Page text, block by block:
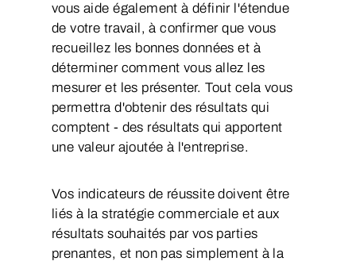
vous aide également à définir l'étendue
de votre travail, à confirmer que vous
recueillez les bonnes données et à
déterminer comment vous allez les
mesurer et les présenter. Tout cela vous
permettra d'obtenir des résultats qui
comptent - des résultats qui apportent
une valeur ajoutée à l'entreprise.
Vos indicateurs de réussite doivent être
liés à la stratégie commerciale et aux
résultats souhaités par vos parties
prenantes, et non pas simplement à la